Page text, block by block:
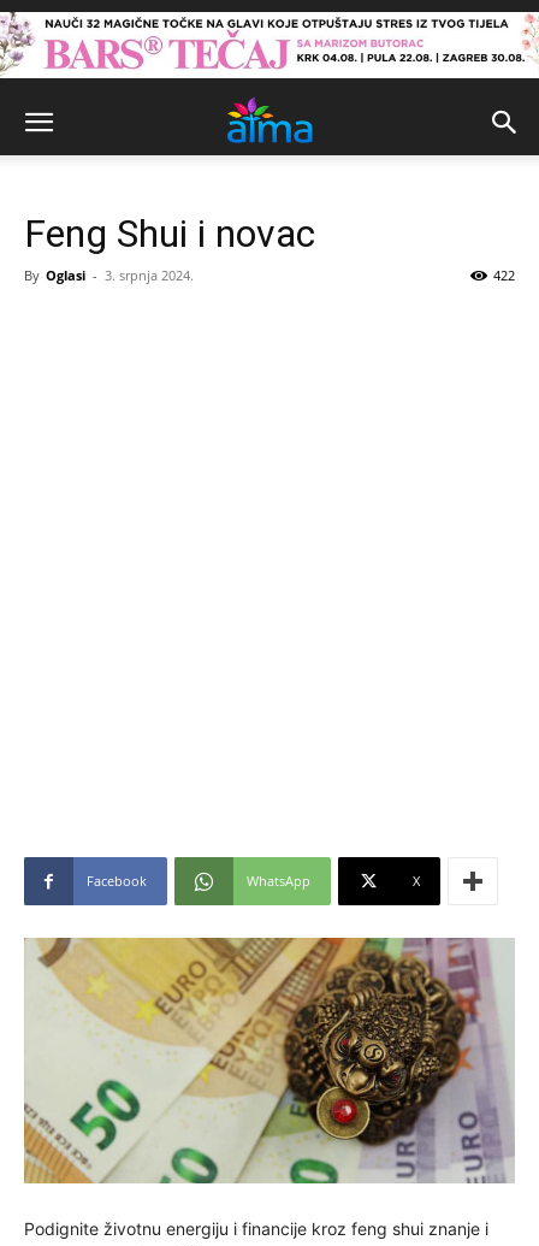
Feng Shui i novac
By Oglasi - 3. srpnja 2024. 422
Facebook WhatsApp X
Podignite životnu energiju i financije kroz feng shui znanje i